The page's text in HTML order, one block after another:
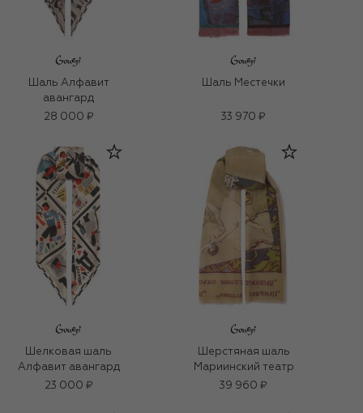
Шаль Алфавит
авангард
28 000 ₽
Шаль Местечки
33 970 ₽
Шелковая шаль
Алфавит авангард
23 000 ₽
Шерстяная шаль
Мариинский театр
39 960 ₽